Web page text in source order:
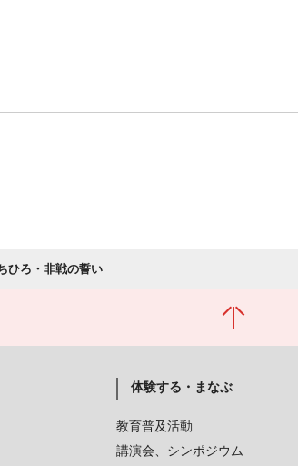
ひろ・非戦の誓い
体験する・まなぶ
教育普及活動
講演会、シンポジウム